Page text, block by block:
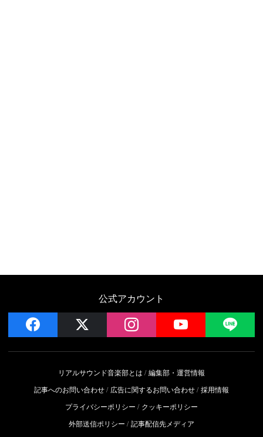
公式アカウント
facebook instagram YouTube
リアルサウンド音楽部とは
編集部・運営情報
記事へのお問い合わせ
広告に関するお問い合わせ 採用情報
プライバシーポリシー
クッキーポリシー
外部送信ポリシー
記事配信先メディア